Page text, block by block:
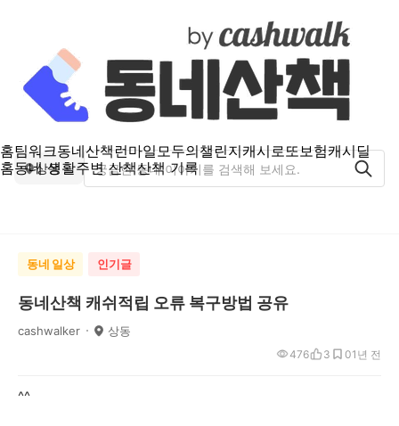
홈팀워크동네산책런마일모두의챌린지캐시로또보험캐시딜
홈동네 생활주변 산책산책 기록
상동
동네 일상 인기글
동네산책 캐쉬적립 오류 복구방법 공유
cashwalker 상동
1년 전
476 3 0
^^